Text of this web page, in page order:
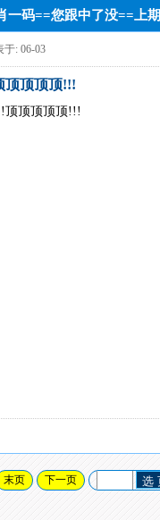
一码==您跟中了没==上
于: 06-03
顶顶顶顶!!!
顶顶顶顶顶!!!
末页 下一页 选